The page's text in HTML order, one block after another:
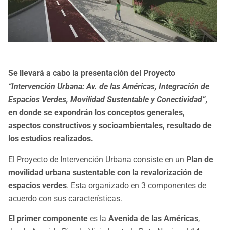
Se llevará a cabo la presentación del Proyecto
“Intervención Urbana: Av. de las Américas, Integración de
Espacios Verdes, Movilidad Sustentable y Conectividad”,
en donde se expondrán los conceptos generales,
aspectos constructivos y socioambientales, resultado de
los estudios realizados.
El Proyecto de Intervención Urbana consiste en un Plan de
movilidad urbana sustentable con la revalorización de
espacios verdes. Esta organizado en 3 componentes de
acuerdo con sus características.
El primer componente es la Avenida de las Américas,